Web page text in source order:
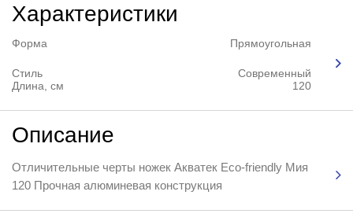
Характеристики
Форма Прямоугольная
Стиль
Современный
Длина, см
120
Описание
Отличительные черты ножек Акватек Eco-friendly Мия
120 Прочная алюминевая конструкция